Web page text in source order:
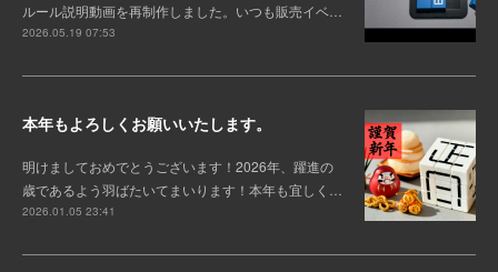
ルール説明動画を再制作しました。いつも販売イベ…
2026.05.19 07:53
本年もよろしくお願いいたします。
明けましておめでとうございます！2026年、躍進の
歳であるよう羽ばたいてまいります！本年も宜しく…
2026.01.05 23:41